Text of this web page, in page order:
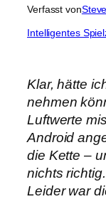
Verfasst vonSteve
Intelligentes
Klar, hätte
nehmen
Luftwerte
Android
die Kette –
nichts
Leider war